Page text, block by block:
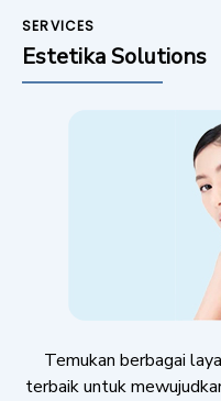
SERVICES
Estetika Solutions
Temukan berbagai
terbaik untuk